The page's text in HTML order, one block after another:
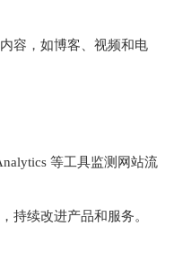
容，如博客、视频和电
等工具监测网站流
持续改进产品和服务。